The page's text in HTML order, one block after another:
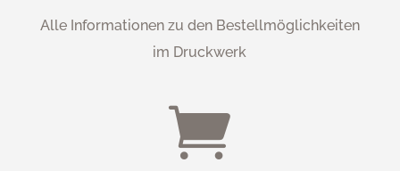
Alle Informationen zu den Bestellmöglichkeiten
im Druckwerk
